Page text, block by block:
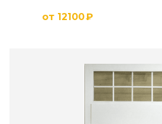
от 12100₽